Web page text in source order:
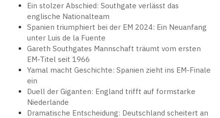
Ein stolzer Abschied: Southgate verlässt das
englische Nationalteam
Spanien triumphiert bei der EM 2024: Ein Neuanfang
unter Luis de la Fuente
Gareth Southgates Mannschaft träumt vom ersten
EM-Titel seit 1966
Yamal macht Geschichte: Spanien zieht ins EM-Finale
ein
Duell der Giganten: England trifft auf formstarke
Niederlande
Dramatische Entscheidung: Deutschland scheitert an